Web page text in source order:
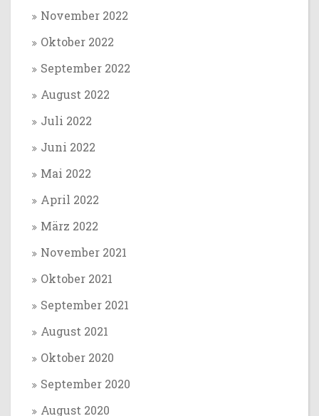
November 2022
Oktober 2022
September 2022
August 2022
Juli 2022
Juni 2022
Mai 2022
April 2022
März 2022
November 2021
Oktober 2021
September 2021
August 2021
Oktober 2020
September 2020
August 2020